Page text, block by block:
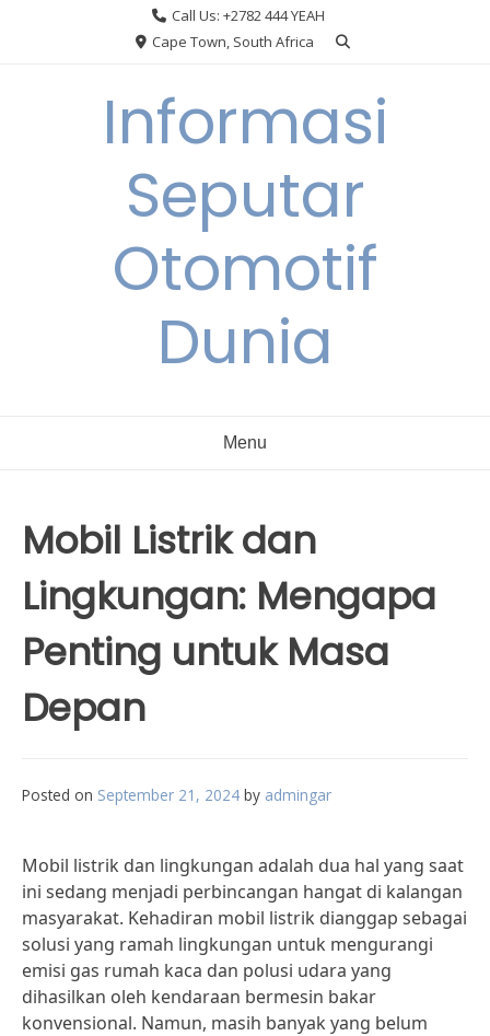
Call Us: +2782 444 YEAH
Cape Town, South Africa
Informasi
Seputar
Otomotif
Dunia
Menu
Mobil Listrik dan
Lingkungan: Mengapa
Penting untuk Masa
Depan
Posted on September 21, 2024 by admingar
Mobil listrik dan lingkungan adalah dua hal yang saat
ini sedang menjadi perbincangan hangat di kalangan
masyarakat. Kehadiran mobil listrik dianggap sebagai
solusi yang ramah lingkungan untuk mengurangi
emisi gas rumah kaca dan polusi udara yang
dihasilkan oleh kendaraan bermesin bakar
konvensional. Namun, masih banyak yang belum